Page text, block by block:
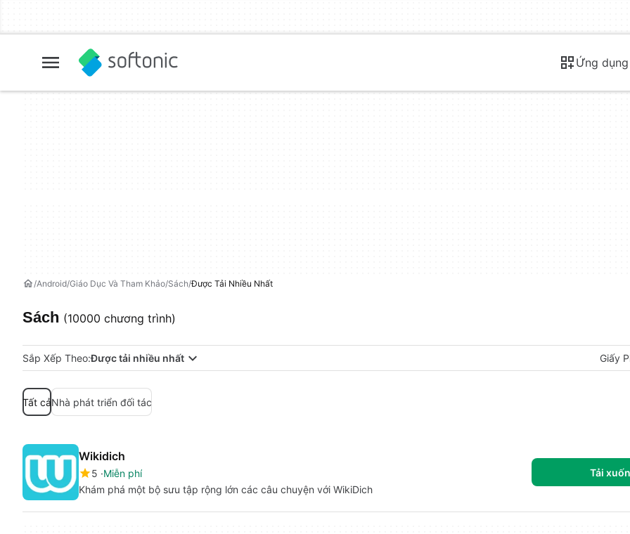
Ứng dụng
Android Giáo Dục Và Tham Khảo Sách Được Tải Nhiều Nhất
Sách (10000 chương trình)
Sắp Xếp Theo:Được tải nhiều nhất Giấy
Tất cảNhà phát triển đối tác
Wikidich
5 Miễn phí
Khám phá một bộ sưu tập rộng lớn các câu chuyện với WikiDich
Tải